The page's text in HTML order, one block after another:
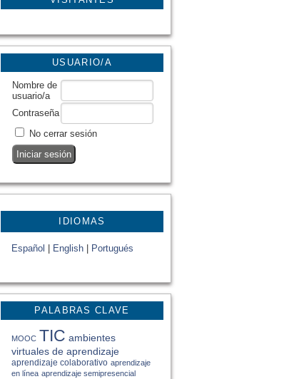
USUARIO/A
Nombre de
usuario/a
Contraseña
No cerrar sesión
IDIOMAS
Español English Portugués
PALABRAS CLAVE
MOOC TIC ambientes
virtuales de aprendizaje
aprendizaje colaborativo aprendizaje
en línea aprendizaje semipresencial